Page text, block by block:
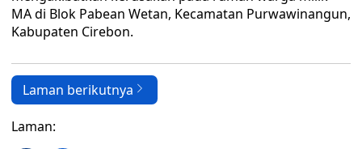
MA di Blok Pabean Wetan, Kecamatan Purwawinangun,
Kabupaten Cirebon.
Laman berikutnya
Laman: